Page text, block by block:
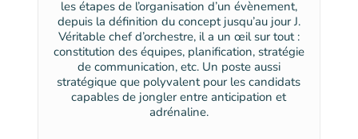
les étapes de l’organisation d’un évènement,
depuis la définition du concept jusqu’au jour J.
Véritable chef d’orchestre, il a un œil sur tout :
constitution des équipes, planification, stratégie
de communication, etc. Un poste aussi
stratégique que polyvalent pour les candidats
capables de jongler entre anticipation et
adrénaline.